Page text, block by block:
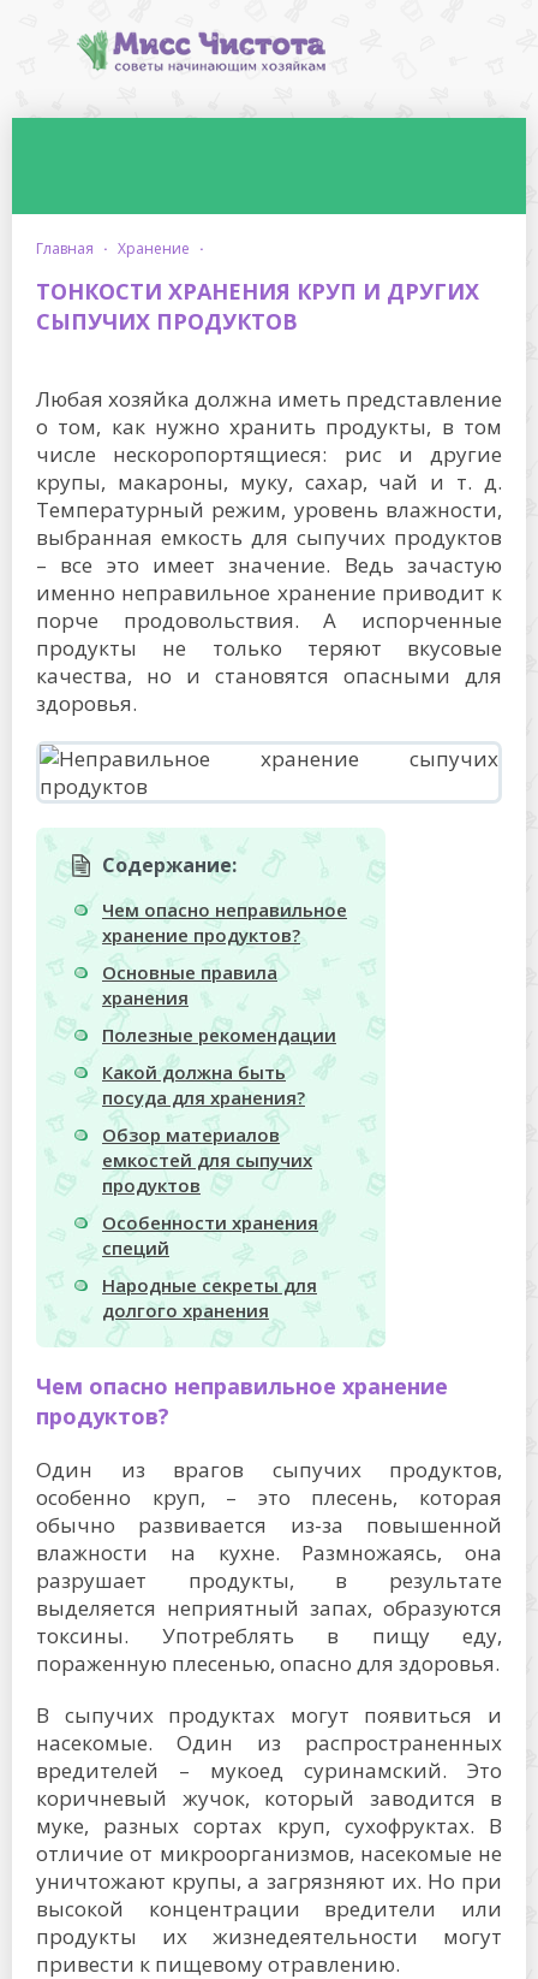
главная · хранение ·
ТОНКОСТИ ХРАНЕНИЯ КРУП И ДРУГИХ
СЫПУЧИХ ПРОДУКТОВ
Любая хозяйка должна иметь представление
о том, как нужно хранить продукты, в том
числе нескоропортящиеся: рис и другие
крупы, макароны, муку, сахар, чай и т. д.
Температурный режим, уровень влажности,
выбранная емкость для сыпучих продуктов
– все это имеет значение. Ведь зачастую
именно неправильное хранение приводит к
порче продовольствия. А испорченные
продукты не только теряют вкусовые
качества, но и становятся опасными для
здоровья.
Содержание:
Чем опасно неправильное
хранение продуктов?
Основные правила
хранения
Полезные рекомендации
Какой должна быть
посуда для хранения?
Обзор материалов
емкостей для сыпучих
продуктов
Особенности хранения
специй
Народные секреты для
долгого хранения
Чем опасно неправильное хранение
продуктов?
Один из врагов сыпучих продуктов,
особенно круп, – это плесень, которая
обычно развивается из-за повышенной
влажности на кухне. Размножаясь, она
разрушает продукты, в результате
выделяется неприятный запах, образуются
токсины. Употреблять в пищу еду,
пораженную плесенью, опасно для здоровья.
В сыпучих продуктах могут появиться и
насекомые. Один из распространенных
вредителей – мукоед суринамский. Это
коричневый жучок, который заводится в
муке, разных сортах круп, сухофруктах. В
отличие от микроорганизмов, насекомые не
уничтожают крупы, а загрязняют их. Но при
высокой концентрации вредители или
продукты их жизнедеятельности могут
привести к пищевому отравлению.